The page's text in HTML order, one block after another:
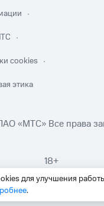
для улучшения
.
cookies
этика
«МТС» Все права
18+